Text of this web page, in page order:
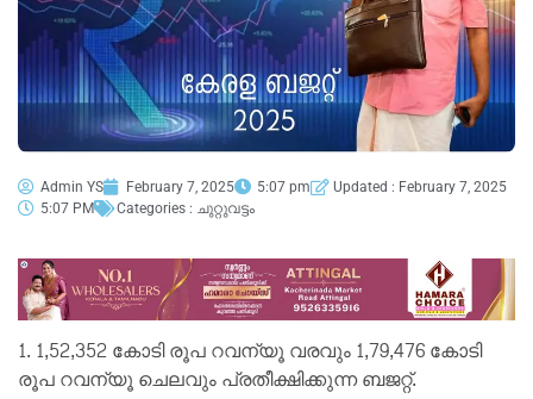
Admin YS February 7, 2025 5:07 pm
Updated : February 7, 2025
5:07 PM
Categories : ചുറ്റുവട്ടം
1. 1,52,352 കോടി രൂപ റവന്യൂ വരവും 1,79,476 കോടി
രൂപ റവന്യൂ ചെലവും പ്രതീക്ഷിക്കുന്ന ബജറ്റ്.